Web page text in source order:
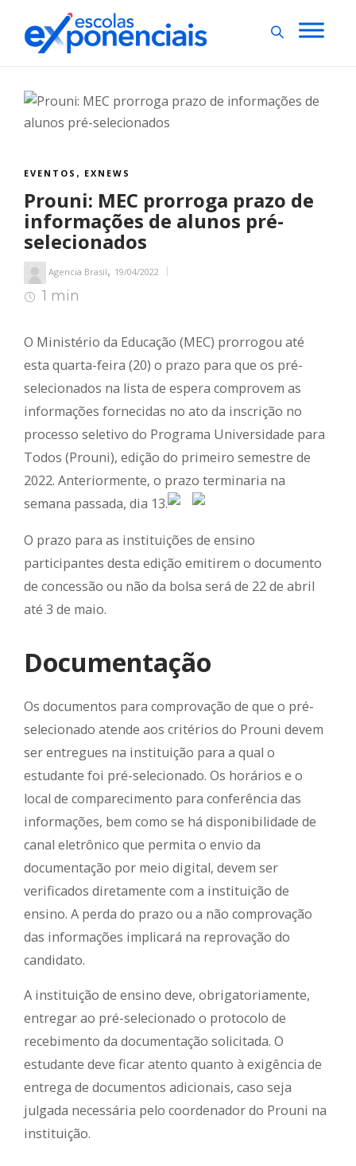
EVENTOS , EXNEWS
Prouni: MEC prorroga prazo de
informações de alunos pré-
selecionados
Agencia Brasil, 19/04/2022
1 min
O Ministério da Educação (MEC) prorrogou até
esta quarta-feira (20) o prazo para que os pré-
selecionados na lista de espera comprovem as
informações fornecidas no ato da inscrição no
processo seletivo do Programa Universidade para
Todos (Prouni), edição do primeiro semestre de
2022. Anteriormente, o prazo terminaria na
semana passada, dia 13.
O prazo para as instituições de ensino
participantes desta edição emitirem o documento
de concessão ou não da bolsa será de 22 de abril
até 3 de maio.
Documentação
Os documentos para comprovação de que o pré-
selecionado atende aos critérios do Prouni devem
ser entregues na instituição para a qual o
estudante foi pré-selecionado. Os horários e o
local de comparecimento para conferência das
informações, bem como se há disponibilidade de
canal eletrônico que permita o envio da
documentação por meio digital, devem ser
verificados diretamente com a instituição de
ensino. A perda do prazo ou a não comprovação
das informações implicará na reprovação do
candidato.
A instituição de ensino deve, obrigatoriamente,
entregar ao pré-selecionado o protocolo de
recebimento da documentação solicitada. O
estudante deve ficar atento quanto à exigência de
entrega de documentos adicionais, caso seja
julgada necessária pelo coordenador do Prouni na
instituição.